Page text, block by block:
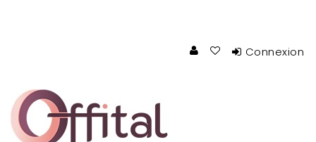
Connexion